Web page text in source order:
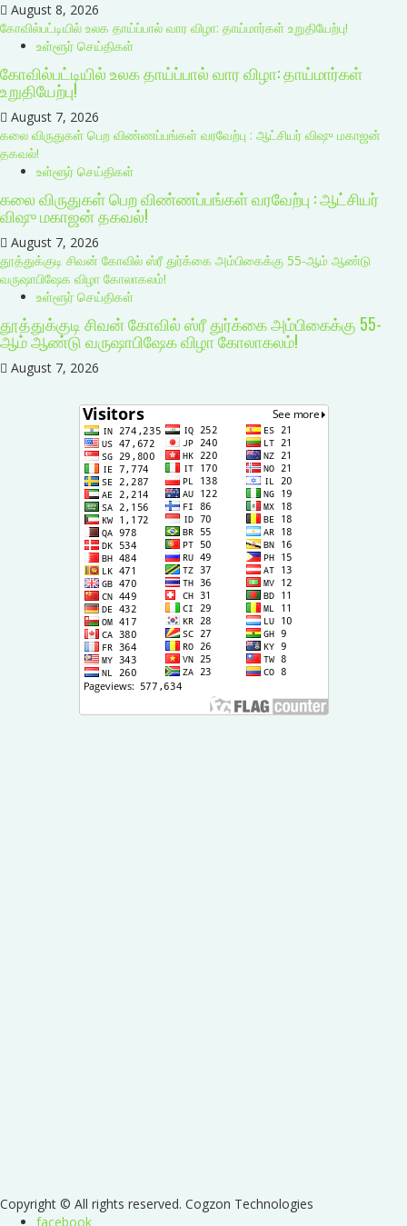
August 8, 2026
கோவில்பட்டியில் உலக தாய்ப்பால் வார விழா: தாய்மார்கள் உறுதியேற்பு!
உள்ளூர் செய்திகள்
கோவில்பட்டியில் உலக தாய்ப்பால் வார விழா: தாய்மார்கள்
உறுதியேற்பு!
August 7, 2026
கலை விருதுகள் பெற விண்ணப்பங்கள் வரவேற்பு : ஆட்சியர் விஷு மகாஜன்
தகவல்!
உள்ளூர் செய்திகள்
கலை விருதுகள் பெற விண்ணப்பங்கள் வரவேற்பு : ஆட்சியர்
விஷு மகாஜன் தகவல்!
August 7, 2026
தூத்துக்குடி சிவன் கோவில் ஸ்ரீ துர்க்கை அம்பிகைக்கு 55-ஆம் ஆண்டு
வருஷாபிஷேக விழா கோலாகலம்!
உள்ளூர் செய்திகள்
தூத்துக்குடி சிவன் கோவில் ஸ்ரீ துர்க்கை அம்பிகைக்கு 55-
ஆம் ஆண்டு வருஷாபிஷேக விழா கோலாகலம்!
August 7, 2026
Copyright © All rights reserved. Cogzon Technologies
facebook